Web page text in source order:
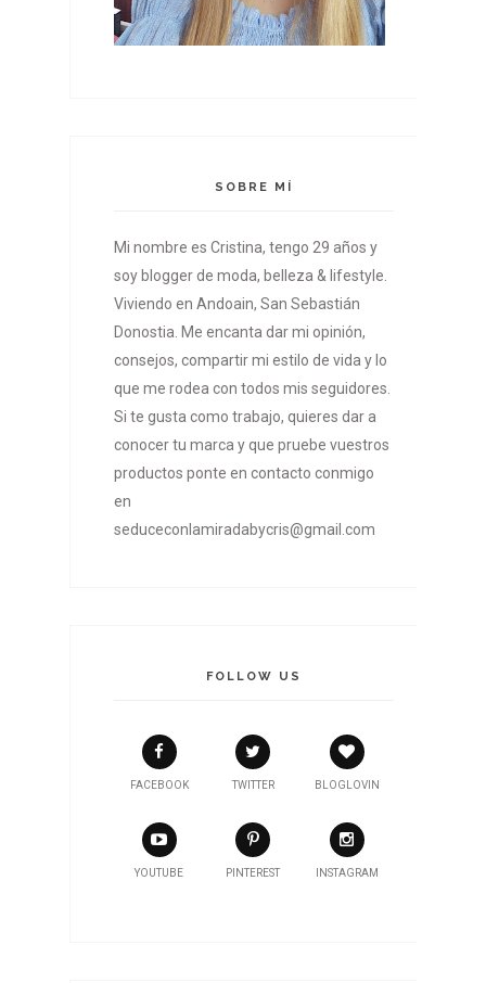
SOBRE MÍ
Mi nombre es Cristina, tengo 29 años y
soy blogger de moda, belleza & lifestyle.
Viviendo en Andoain, San Sebastián
Donostia. Me encanta dar mi opinión,
consejos, compartir mi estilo de vida y lo
que me rodea con todos mis seguidores.
Si te gusta como trabajo, quieres dar a
conocer tu marca y que pruebe vuestros
productos ponte en contacto conmigo
en
seduceconlamiradabycris@gmail.com
FOLLOW US
FACEBOOK TWITTER BLOGLOVIN
YOUTUBE PINTEREST INSTAGRAM